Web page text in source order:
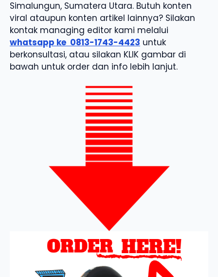
Simalungun, Sumatera Utara. Butuh konten
viral ataupun konten artikel lainnya? Silakan
kontak managing editor kami melalui
whatsapp ke 0813-1743-4423 untuk
berkonsultasi, atau silakan KLIK gambar di
bawah untuk order dan info lebih lanjut.